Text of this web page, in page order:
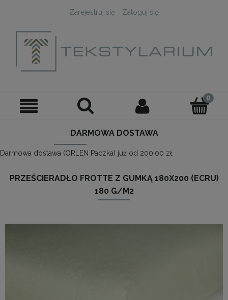
Zarejestruj się Zaloguj się
DARMOWA DOSTAWA
Darmowa dostawa (ORLEN Paczka) już od 200,00 zł.
PRZEŚCIERADŁO FROTTE Z GUMKĄ 180X200 (ECRU)
180 G/M2